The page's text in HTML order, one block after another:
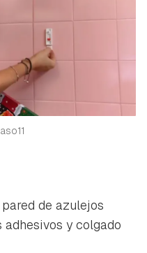
de azulejos
y colgado